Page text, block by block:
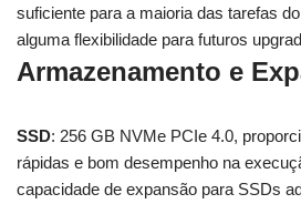
suficiente para a maioria das tarefas
alguma flexibilidade para futuros
Armazenamento e
SSD: 256 GB NVMe PCIe 4.0,
rápidas e bom desempenho na
capacidade de expansão para SSDs